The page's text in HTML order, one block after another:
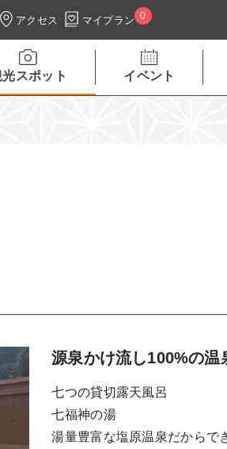
アクセス マイプラン 0
光スポット イベント
源泉かけ流し100%の温
七つの貸切露天風呂
七福神の湯
湯量豊富な塩原温泉だからで